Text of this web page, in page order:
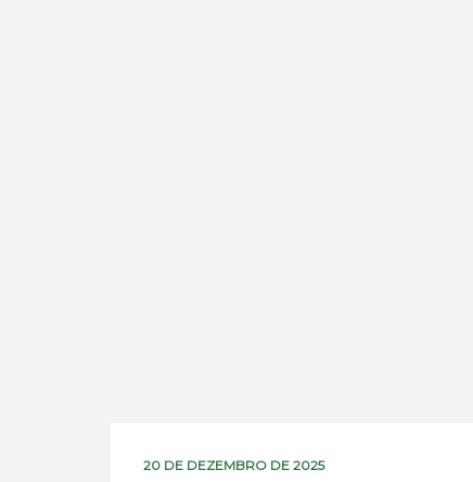
20 DE DEZEMBRO DE 2025